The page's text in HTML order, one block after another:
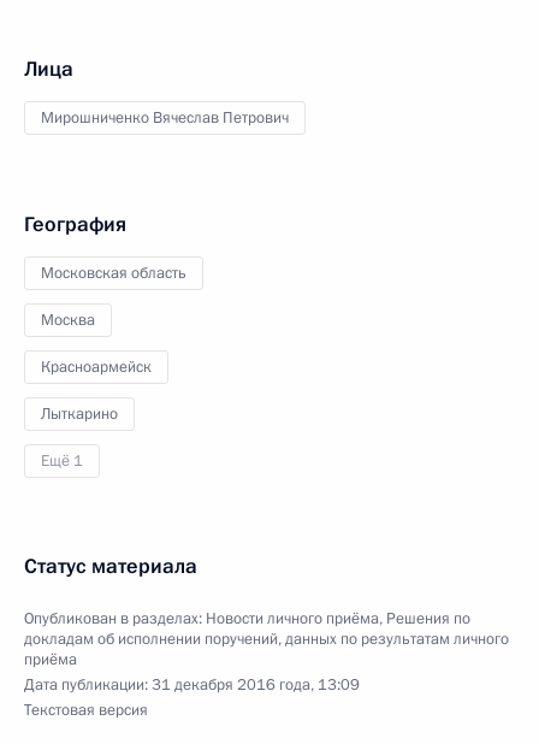
Лица
Мирошниченко Вячеслав Петрович
География
Московская область
Москва
Красноармейск
Лыткарино
Ещё 1
Статус материала
Опубликован в разделах: Новости личного приёма, Решения по
докладам об исполнении поручений, данных по результатам личного
приёма
Дата публикации:31 декабря 2016 года, 13:09
Текстовая версия